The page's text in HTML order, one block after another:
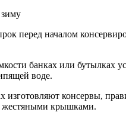
перед началом
банках или бутылках
воде.
изготовляют консервы,
жестяными крышками.